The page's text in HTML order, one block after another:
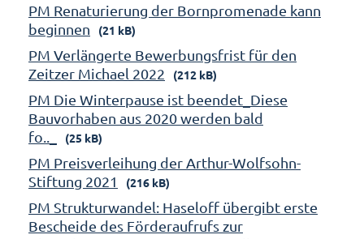
PM Renaturierung der Bornpromenade kann
beginnen
(21 kB)
PM Verlängerte Bewerbungsfrist für den
Zeitzer Michael 2022
(212 kB)
PM Die Winterpause ist beendet_Diese
Bauvorhaben aus 2020 werden bald
fo.._
(25 kB)
PM Preisverleihung der Arthur-Wolfsohn-
Stiftung 2021
(216 kB)
PM Strukturwandel: Haseloff übergibt erste
Bescheide des Förderaufrufs zur